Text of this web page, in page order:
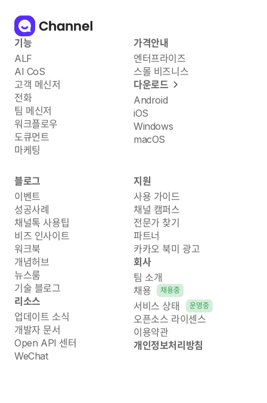
기능
ALF
AI CoS
고객 메신저
전화
팀 메신저
워크플로우
도큐먼트
마케팅
가격안내
엔터프라이즈
스몰 비즈니스
다운로드
Android
iOS
Windows
macOS
블로그
이벤트
성공사례
채널톡 사용팁
비즈 인사이트
워크북
개념허브
뉴스룸
기술 블로그
리소스
업데이트 소식
개발자 문서
Open API 센터
WeChat
지원
사용 가이드
채널 캠퍼스
전문가 찾기
파트너
카카오 북미 광고
회사
팀 소개
채용
채용중
서비스 상태 운영중
오픈소스 라이센스
이용약관
개인정보처리방침